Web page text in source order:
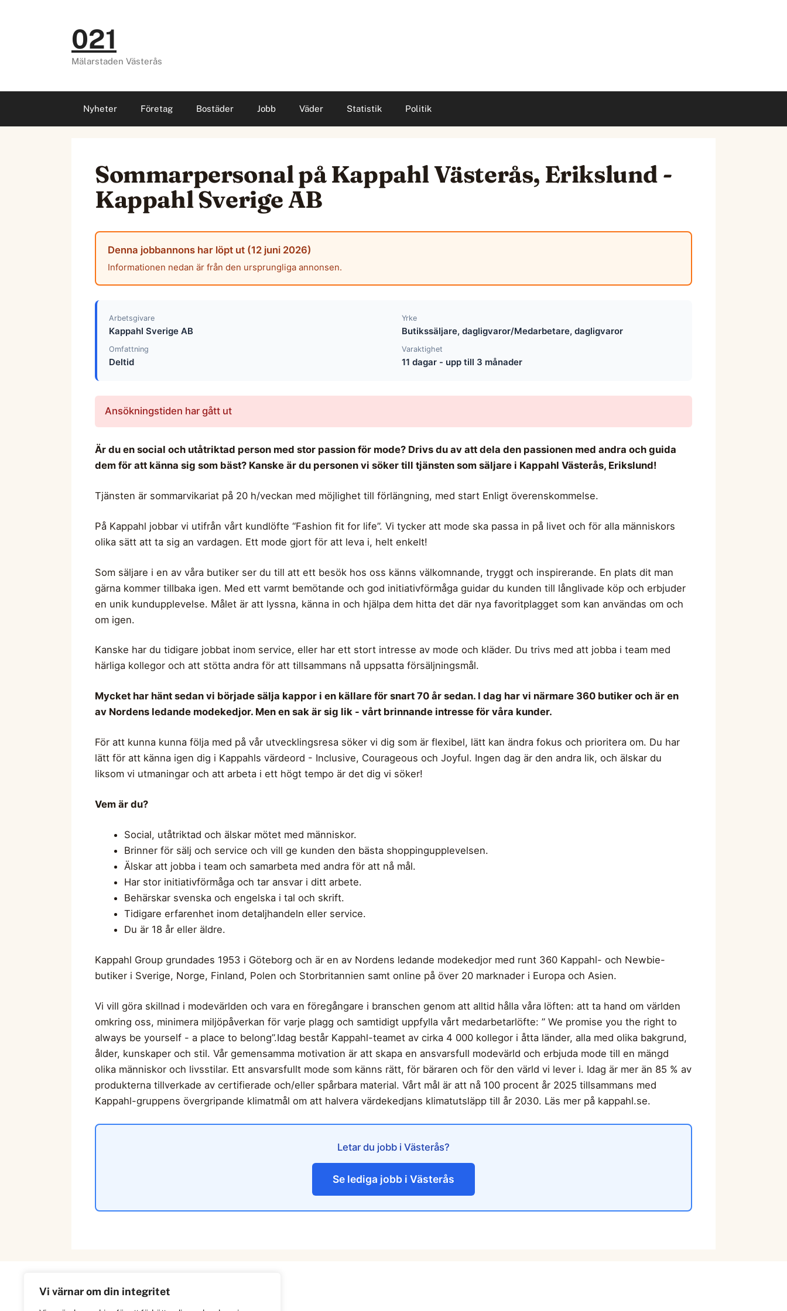
Vi värnar om din integritet
021
Mälarstaden Västerås
Nyheter Företag Bostäder Jobb Väder Statistik Politik
Sommarpersonal på Kappahl Västerås, Erikslund -
Kappahl Sverige AB
Denna jobbannons har löpt ut (12 juni 2026)
Informationen nedan är från den ursprungliga annonsen.
Arbetsgivare
Kappahl Sverige AB
Yrke
Butikssäljare, dagligvaror/Medarbetare, dagligvaror
Omfattning
Deltid
Varaktighet
11 dagar - upp till 3 månader
Ansökningstiden har gått ut
Är du en social och utåtriktad person med stor passion för mode? Drivs du av att dela den passionen med andra och guida
dem för att känna sig som bäst? Kanske är du personen vi söker till tjänsten som säljare i Kappahl Västerås, Erikslund!
Tjänsten är sommarvikariat på 20 h/veckan med möjlighet till förlängning, med start Enligt överenskommelse.
På Kappahl jobbar vi utifrån vårt kundlöfte “Fashion fit for life”. Vi tycker att mode ska passa in på livet och för alla människors
olika sätt att ta sig an vardagen. Ett mode gjort för att leva i, helt enkelt!
Som säljare i en av våra butiker ser du till att ett besök hos oss känns välkomnande, tryggt och inspirerande. En plats dit man
gärna kommer tillbaka igen. Med ett varmt bemötande och god initiativförmåga guidar du kunden till långlivade köp och erbjuder
en unik kundupplevelse. Målet är att lyssna, känna in och hjälpa dem hitta det där nya favoritplagget som kan användas om och
om igen.
Kanske har du tidigare jobbat inom service, eller har ett stort intresse av mode och kläder. Du trivs med att jobba i team med
härliga kollegor och att stötta andra för att tillsammans nå uppsatta försäljningsmål.
Mycket har hänt sedan vi började sälja kappor i en källare för snart 70 år sedan. I dag har vi närmare 360 butiker och är en
av Nordens ledande modekedjor. Men en sak är sig lik - vårt brinnande intresse för våra kunder.
För att kunna kunna följa med på vår utvecklingsresa söker vi dig som är flexibel, lätt kan ändra fokus och prioritera om. Du har
lätt för att känna igen dig i Kappahls värdeord - Inclusive, Courageous och Joyful. Ingen dag är den andra lik, och älskar du
liksom vi utmaningar och att arbeta i ett högt tempo är det dig vi söker!
Vem är du?
Social, utåtriktad och älskar mötet med människor.
Brinner för sälj och service och vill ge kunden den bästa shoppingupplevelsen.
Älskar att jobba i team och samarbeta med andra för att nå mål.
Har stor initiativförmåga och tar ansvar i ditt arbete.
Behärskar svenska och engelska i tal och skrift.
Tidigare erfarenhet inom detaljhandeln eller service.
Du är 18 år eller äldre.
Kappahl Group grundades 1953 i Göteborg och är en av Nordens ledande modekedjor med runt 360 Kappahl- och Newbie-
butiker i Sverige, Norge, Finland, Polen och Storbritannien samt online på över 20 marknader i Europa och Asien.
Vi vill göra skillnad i modevärlden och vara en föregångare i branschen genom att alltid hålla våra löften: att ta hand om världen
omkring oss, minimera miljöpåverkan för varje plagg och samtidigt uppfylla vårt medarbetarlöfte: ” We promise you the right to
always be yourself - a place to belong”.Idag består Kappahl-teamet av cirka 4 000 kollegor i åtta länder, alla med olika bakgrund,
ålder, kunskaper och stil. Vår gemensamma motivation är att skapa en ansvarsfull modevärld och erbjuda mode till en mängd
olika människor och livsstilar. Ett ansvarsfullt mode som känns rätt, för bäraren och för den värld vi lever i. Idag är mer än 85 % av
produkterna tillverkade av certifierade och/eller spårbara material. Vårt mål är att nå 100 procent år 2025 tillsammans med
Kappahl-gruppens övergripande klimatmål om att halvera värdekedjans klimatutsläpp till år 2030. Läs mer på kappahl.se.
Letar du jobb i Västerås?
Se lediga jobb i Västerås
Information